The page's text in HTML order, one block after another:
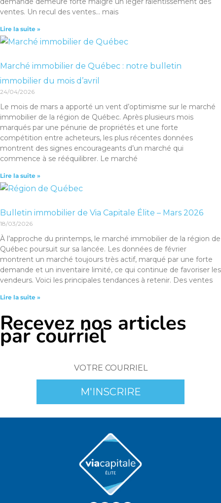
ventes. Un recul des ventes… mais
Lire la suite »
Marché immobilier de Québec : notre bulletin
immobilier du mois d’avril
24/04/2026
Le mois de mars a apporté un vent d’optimisme sur le marché
immobilier de la région de Québec. Après plusieurs mois
marqués par une pénurie de propriétés et une forte
compétition entre acheteurs, les plus récentes données
montrent des signes encourageants d’un marché qui
commence à se rééquilibrer. Le marché
Lire la suite »
Bulletin immobilier de Via Capitale Élite – Mars 2026
18/03/2026
À l’approche du printemps, le marché immobilier de la région de
Québec poursuit sur sa lancée. Les données de février
montrent un marché toujours très actif, marqué par une forte
demande et un inventaire limité, ce qui continue de favoriser les
vendeurs. Voici les principales tendances à retenir. Des ventes
Lire la suite »
Recevez nos articles
par courriel
M'INSCRIRE